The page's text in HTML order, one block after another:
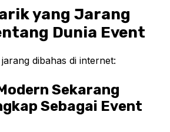
yang Jarang
Dunia Event
dibahas di internet:
Sekarang
Sebagai Event